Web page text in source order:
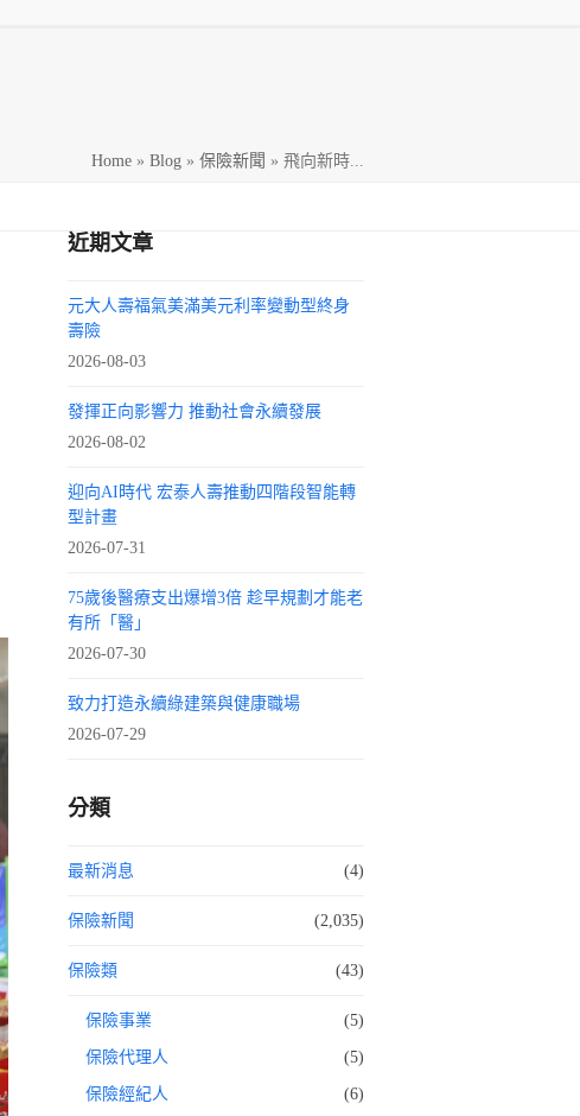
Home » Blog » 保險新聞 » 飛向新時...
近期文章
元大人壽福氣美滿美元利率變動型終身
壽險
2026-08-03
發揮正向影響力 推動社會永續發展
2026-08-02
迎向AI時代 宏泰人壽推動四階段智能轉
型計畫
2026-07-31
75歲後醫療支出爆增3倍 趁早規劃才能老
有所「醫」
2026-07-30
致力打造永續綠建築與健康職場
2026-07-29
分類
最新消息 (4)
保險新聞 (2,035)
保險類 (43)
保險事業 (5)
保險代理人 (5)
保險經紀人 (6)